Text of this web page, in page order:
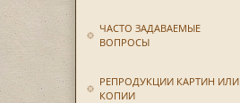
ЧАСТО ЗАДАВАЕМЫЕ
ВОПРОСЫ
РЕПРОДУКЦИИ КАРТИН ИЛИ
КОПИИ